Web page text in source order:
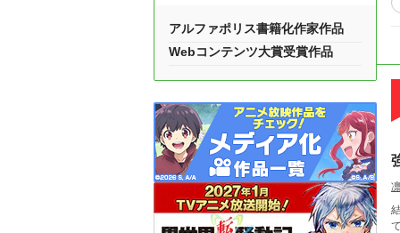
アルファポリス書籍化作家作品
Webコンテンツ大賞受賞作品